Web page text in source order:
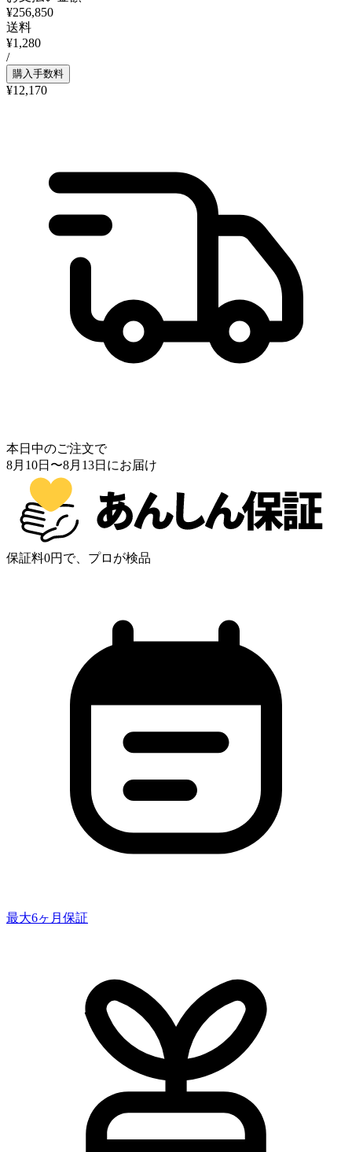
¥256,850
送料
¥1,280
/
購入手数料
¥12,170
本日中のご注文で
8月10日 〜8月13日 にお届け
保証料0円で、プロが検品
最大6ヶ月保証